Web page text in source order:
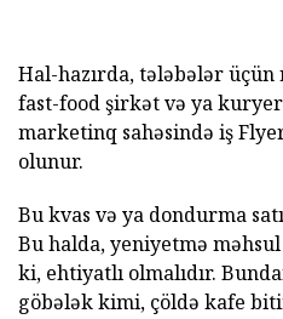
Hal-hazırda, tələbələr
fast-food şirkət və ya
marketinq sahəsində iş
olunur.
Bu kvas və ya dondurma
Bu halda, yeniyetmə
ki, ehtiyatlı olmalıdır.
göbələk kimi, çöldə kafe